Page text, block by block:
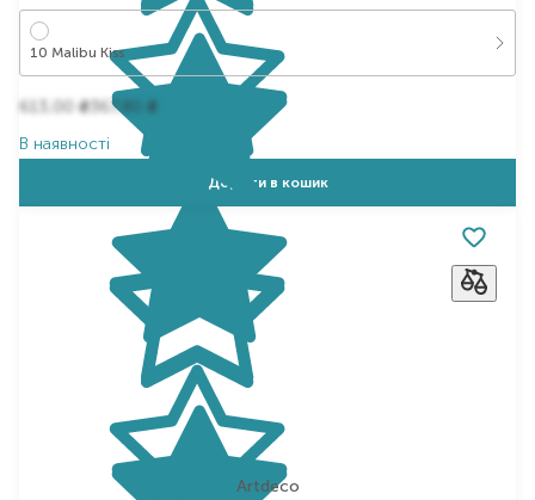
10 Malibu Kiss
613,00₴ 367,80
₴
В наявності
Додати в кошик
Artdeco